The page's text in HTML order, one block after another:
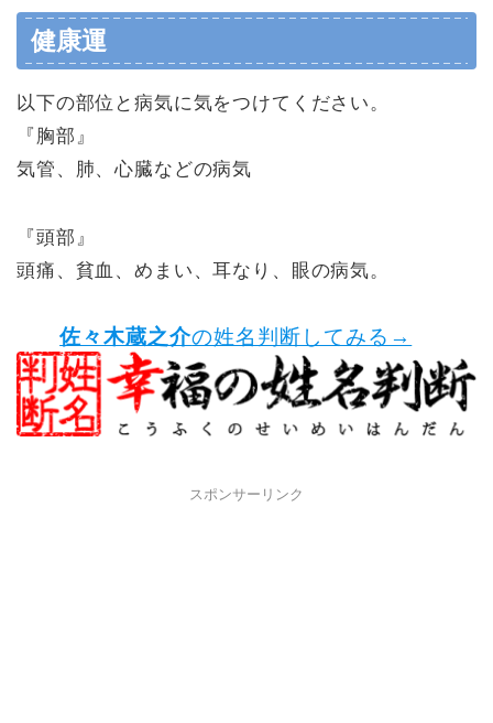
健康運
以下の部位と病気に気をつけてください。
『胸部』
気管、肺、心臓などの病気
『頭部』
頭痛、貧血、めまい、耳なり、眼の病気。
佐々木蔵之介の姓名判断してみる→
スポンサーリンク